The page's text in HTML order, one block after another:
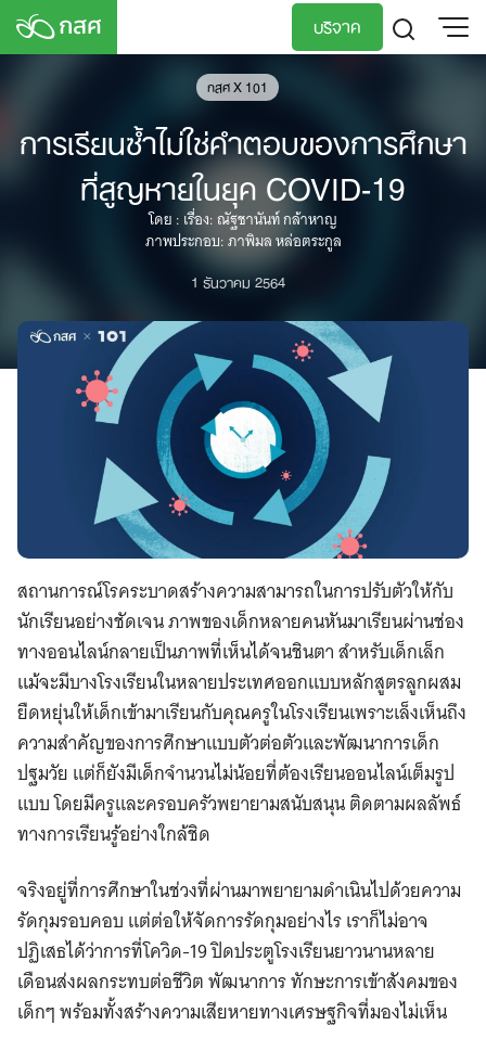
Skip
บริจาค
กสศ X 101
การเรียนซ้ำไม่ใช่คำตอบของการศึกษา
ที่สูญหายในยุค COVID-19
โดย : เรื่อง: ณัฐชานันท์ กล้าหาญ
ภาพประกอบ: ภาพิมล หล่อตระกูล
1 ธันวาคม 2564
สถานการณ์โรคระบาดสร้างความสามารถในการปรับตัวให้กับ
นักเรียนอย่างชัดเจน ภาพของเด็กหลายคนหันมาเรียนผ่านช่อง
ทางออนไลน์กลายเป็นภาพที่เห็นได้จนชินตา สำหรับเด็กเล็ก
แม้จะมีบางโรงเรียนในหลายประเทศออกแบบหลักสูตรลูกผสม
ยืดหยุ่นให้เด็กเข้ามาเรียนกับคุณครูในโรงเรียนเพราะเล็งเห็นถึง
ความสำคัญของการศึกษาแบบตัวต่อตัวและพัฒนาการเด็ก
ปฐมวัย แต่ก็ยังมีเด็กจำนวนไม่น้อยที่ต้องเรียนออนไลน์เต็มรูป
แบบ โดยมีครูและครอบครัวพยายามสนับสนุน ติดตามผลลัพธ์
ทางการเรียนรู้อย่างใกล้ชิด
จริงอยู่ที่การศึกษาในช่วงที่ผ่านมาพยายามดำเนินไปด้วยความ
รัดกุมรอบคอบ แต่ต่อให้จัดการรัดกุมอย่างไร เราก็ไม่อาจ
ปฏิเสธได้ว่าการที่โควิด-19 ปิดประตูโรงเรียนยาวนานหลาย
เดือนส่งผลกระทบต่อชีวิต พัฒนาการ ทักษะการเข้าสังคมของ
เด็กๆ พร้อมทั้งสร้างความเสียหายทางเศรษฐกิจที่มองไม่เห็น